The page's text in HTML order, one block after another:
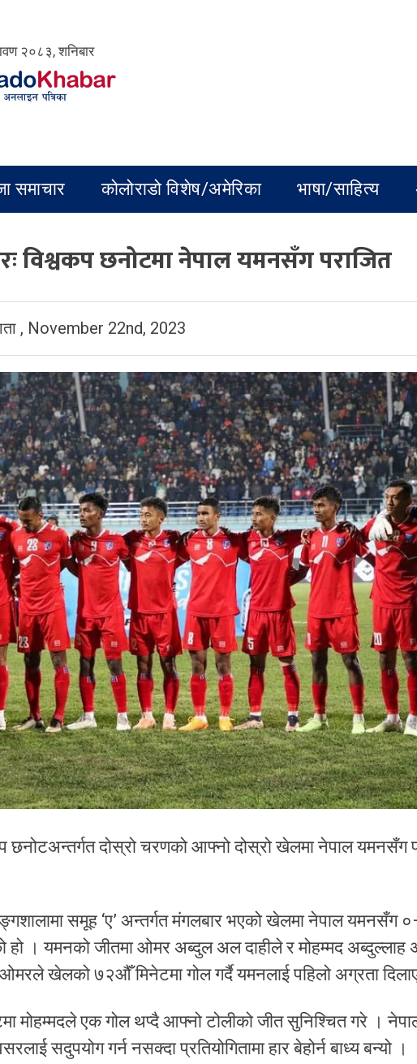
२०८३, शनिबार
समाचार कोलोराडो विशेष/अमेरिका भाषा/साहित्य
विश्वकप छनोटमा नेपाल यमनसँग पराजित
, November 22nd, 2023
छनोटअन्तर्गत दोस्रो चरणको आफ्नो दोस्रो खेलमा नेपाल यमनसँग
समूह ‘ए’ अन्तर्गत मंगलबार भएको खेलमा नेपाल यमनसँग
हो । यमनको जीतमा ओमर अब्दुल अल दाहीले र मोहम्मद अब्दुल्लाह
खेलको ७२औँ मिनेटमा गोल गर्दै यमनलाई पहिलो अग्रता
मोहम्मदले एक गोल थप्दै आफ्नो टोलीको जीत सुनिश्चित गरे ।
सदुपयोग गर्न नसक्दा प्रतियोगितामा हार बेहोर्न बाध्य बन्यो ।